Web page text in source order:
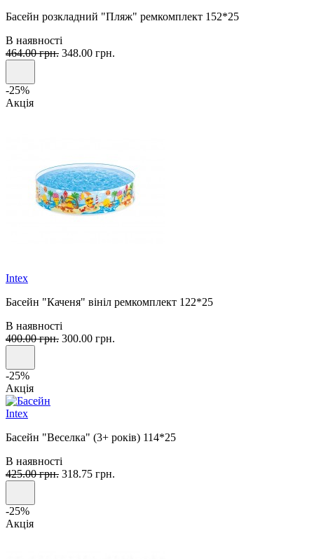
Басейн розкладний "Пляж" ремкомплект 152*25
В наявності
464.00 грн. 348.00 грн.
-25%
Акція
Intex
Басейн "Каченя" вініл ремкомплект 122*25
В наявності
400.00 грн. 300.00 грн.
-25%
Акція
Intex
Басейн "Веселка" (3+ років) 114*25
В наявності
425.00 грн. 318.75 грн.
-25%
Акція